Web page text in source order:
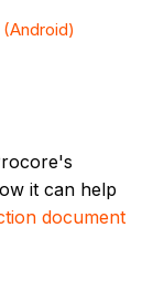
it can help
document